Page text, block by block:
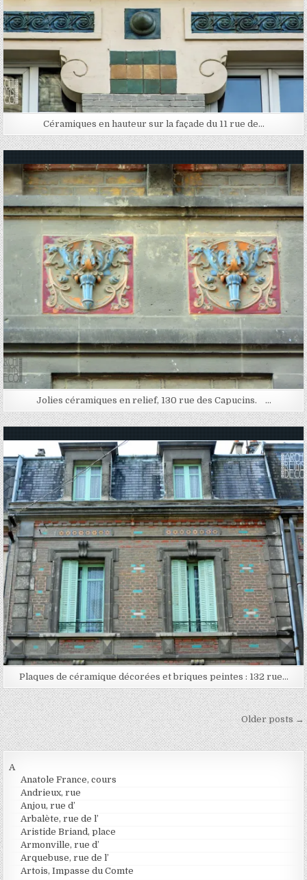
Céramiques en hauteur sur la façade du 11 rue de…
Posted in
Jolies céramiques en relief, 130 rue des Capucins. …
Posted in
Plaques de céramique décorées et briques peintes : 132 rue…
Navigation des articles Older posts →
A
Anatole France, cours
Andrieux, rue
Anjou, rue d’
Arbalète, rue de l’
Aristide Briand, place
Armonville, rue d’
Arquebuse, rue de l’
Artois, Impasse du Comte